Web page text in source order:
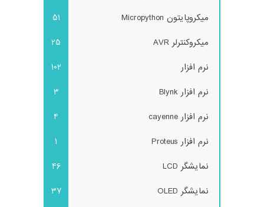
میکروپایتون Micropython
51
میکروکنترلر AVR
25
نرم افزار
102
نرم افزار Blynk
3
نرم افزار cayenne
4
نرم افزار Proteus
1
نمایشگر LCD
46
نمایشگر OLED
37